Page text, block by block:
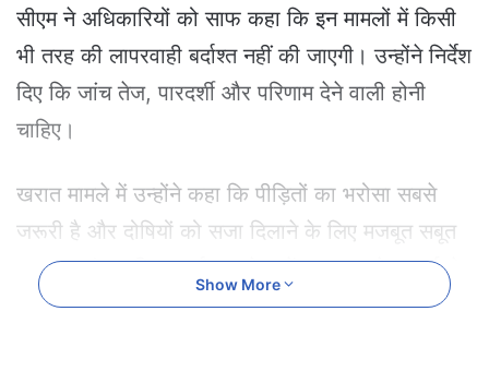
सीएम ने अधिकारियों को साफ कहा कि इन मामलों में किसी
भी तरह की लापरवाही बर्दाश्त नहीं की जाएगी। उन्होंने निर्देश
दिए कि जांच तेज, पारदर्शी और परिणाम देने वाली होनी
चाहिए।
खरात मामले में उन्होंने कहा कि पीड़ितों का भरोसा सबसे
जरूरी है और दोषियों को सजा दिलाने के लिए मजबूत सबूत
जुटाए जाएं। नासिक धर्मांतरण केस में हर पहलू से गहराई से
जांच करने के निर्देश दिए गए।
Show More